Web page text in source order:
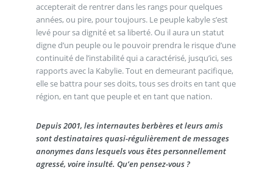
accepterait de rentrer dans les rangs pour quelques
années, ou pire, pour toujours. Le peuple kabyle s’est
levé pour sa dignité et sa liberté. Ou il aura un statut
digne d’un peuple ou le pouvoir prendra le risque d’une
continuité de l’instabilité qui a caractérisé, jusqu’ici, ses
rapports avec la Kabylie. Tout en demeurant pacifique,
elle se battra pour ses doits, tous ses droits en tant que
région, en tant que peuple et en tant que nation.
Depuis 2001, les internautes berbères et leurs amis
sont destinataires quasi-régulièrement de messages
anonymes dans lesquels vous êtes personnellement
agressé, voire insulté. Qu’en pensez-vous ?